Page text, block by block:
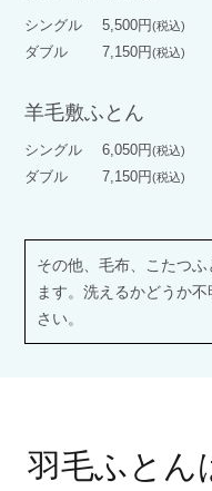
シングル 5,500円(税込)
ダブル 7,150円(税込)
羊毛敷ふとん
シングル 6,050円(税込)
ダブル 7,150円(税込)
その他、毛布、こたつ
ます。洗えるかどうか
さい。
羽毛ふとん